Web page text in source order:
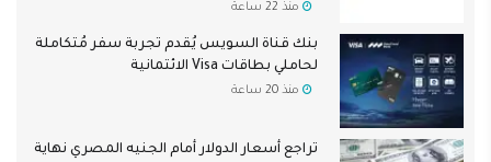
منذ 22 ساعة
بنك قناة السويس يُقدم تجربة سفر مُتكاملة
لحاملي بطاقات Visa الائتمانية
منذ 20 ساعة
تراجع أسعار الدولار أمام الجنيه المصري نهاية